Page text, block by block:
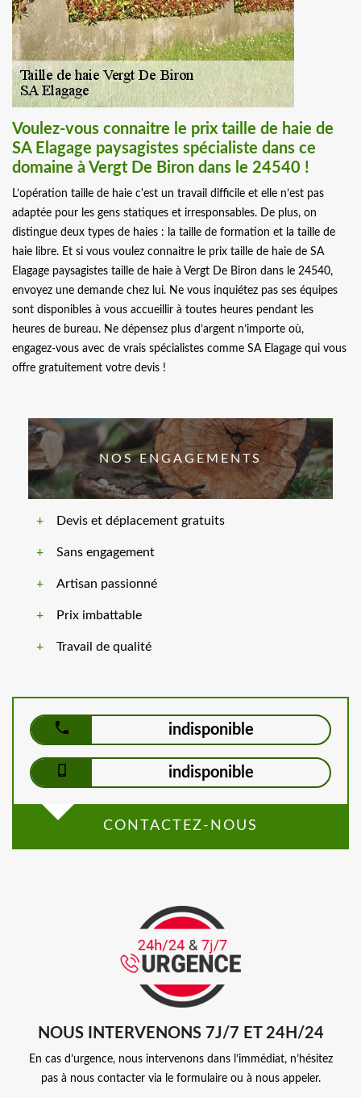
Voulez-vous connaitre le prix taille de haie de
SA Elagage paysagistes spécialiste dans ce
domaine à Vergt De Biron dans le 24540 !
L’opération taille de haie c'est un travail difficile et elle n’est pas
adaptée pour les gens statiques et irresponsables. De plus, on
distingue deux types de haies : la taille de formation et la taille de
haie libre. Et si vous voulez connaitre le prix taille de haie de SA
Elagage paysagistes taille de haie à Vergt De Biron dans le 24540,
envoyez une demande chez lui. Ne vous inquiétez pas ses équipes
sont disponibles à vous accueillir à toutes heures pendant les
heures de bureau. Ne dépensez plus d’argent n’importe où,
engagez-vous avec de vrais spécialistes comme SA Elagage qui vous
offre gratuitement votre devis !
NOS ENGAGEMENTS
Devis et déplacement gratuits
Sans engagement
Artisan passionné
Prix imbattable
Travail de qualité
indisponible
indisponible
CONTACTEZ-NOUS
NOUS INTERVENONS 7J/7 ET 24H/24
En cas d’urgence, nous intervenons dans l’immédiat, n’hésitez
pas à nous contacter via le formulaire ou à nous appeler.